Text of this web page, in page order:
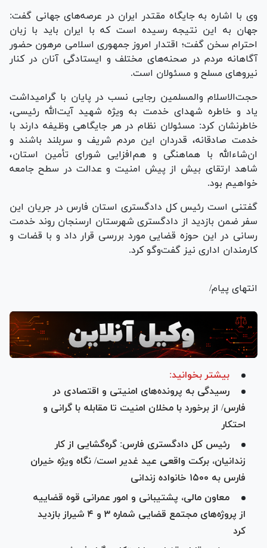
وی با اشاره به جایگاه مقتدر ایران در عرصه‌های جهانی گفت:
جهان به این نتیجه رسیده است که با ایران باید با زبان
احترام سخن گفت؛ اقتدار امروز جمهوری اسلامی مرهون حضور
آگاهانه مردم در صحنه‌های مختلف و ایستادگی آنان در کنار
نیرو‌های مسلح و مسئولان است.
حجت‌الاسلام والمسلمین رجایی نسب در پایان با گرامیداشت
یاد و خاطره شهدای خدمت به ویژه شهید آیت‌الله رئیسی،
خاطرنشان کرد: مسئولان نظام در هر جایگاهی وظیفه دارند با
خدمت صادقانه، قدردان این مردم شریف و سربلند باشند و
ان‌شاءالله با هماهنگی و هم‌افزایی شورای تأمین استان،
شاهد ارتقای بیش از پیش امنیت و عدالت در سطح جامعه
خواهیم بود.
گفتنی است رئیس کل دادگستری استان فارس در جریان این
سفر ضمن بازدید از دادگستری شهرستان ارسنجان روند خدمت
رسانی در این حوزه قضایی مورد بررسی قرار داد و با قضات و
کارمندان اداری نیز گفت‌و‌گو کرد.
انتهای پیام/
بیشتر بخوانید:
رسیدگی به پرونده‌های امنیتی و اقتصادی در
فارس/ از برخورد با مخلان امنیت تا مقابله با گرانی و
احتکار
رئیس کل دادگستری فارس: گره‌گشایی از کار
زندانیان، برکت واقعی عید غدیر است/ نگاه ویژه خیران
فارس به ۱۵۰۰ خانواده زندانی
معاون مالی، پشتیبانی و امور عمرانی قوه قضاییه
از پروژه‌های مجتمع قضایی شماره ۳ و ۴ شیراز بازدید
کرد